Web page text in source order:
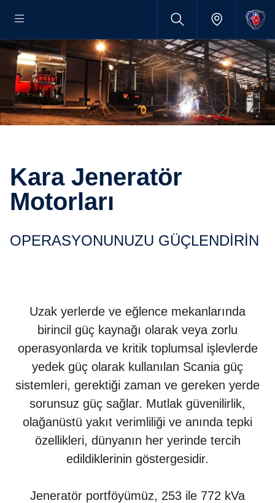
Kara Jeneratör
Motorları
OPERASYONUNUZU GÜÇLENDİRİN
Uzak yerlerde ve eğlence mekanlarında
birincil güç kaynağı olarak veya zorlu
operasyonlarda ve kritik toplumsal işlevlerde
yedek güç olarak kullanılan Scania güç
sistemleri, gerektiği zaman ve gereken yerde
sorunsuz güç sağlar. Mutlak güvenilirlik,
olağanüstü yakıt verimliliği ve anında tepki
özellikleri, dünyanın her yerinde tercih
edildiklerinin göstergesidir.
Jeneratör portföyümüz, 253 ile 772 kVa